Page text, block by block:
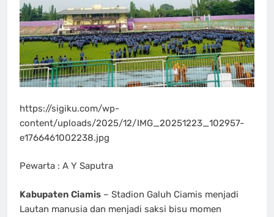
https://sigiku.com/wp-
content/uploads/2025/12/IMG_20251223_102957-
e1766461002238.jpg
Pewarta : A Y Saputra
Kabupaten Ciamis – Stadion Galuh Ciamis menjadi
Lautan manusia dan menjadi saksi bisu momen